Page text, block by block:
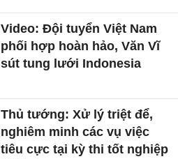
Video: Đội tuyển Việt Nam
phối hợp hoàn hảo, Văn Vĩ
sút tung lưới Indonesia
Thủ tướng: Xử lý triệt để,
nghiêm minh các vụ việc
tiêu cực tại kỳ thi tốt nghiệp